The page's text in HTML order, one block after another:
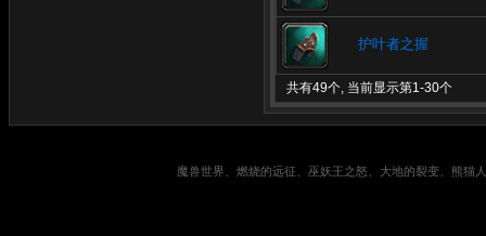
护叶者之握
共有49个, 当前显示第1-30个
魔兽世界、燃烧的远征、巫妖王之怒、大地的裂变、熊猫